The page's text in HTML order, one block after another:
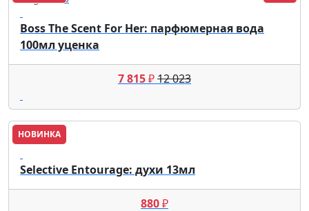
Boss The Scent For Her: парфюмерная вода
100мл уценка
7 815₽12 023
НОВИНКА
Brocard
Selective Entourage: духи 13мл
880₽